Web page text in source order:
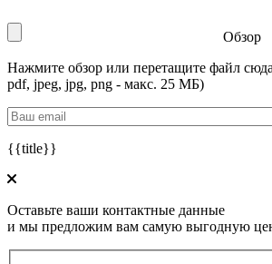
Обзор
Нажмите обзор или перетащите файл сюда
pdf, jpeg, jpg, png - макс. 25 МБ)
{{title}}
Оставьте ваши контактные данные
и мы предложим вам самую выгодную